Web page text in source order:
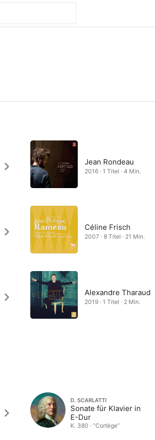
Jean Rondeau
2016 · 1 Titel · 4 Min.
Céline Frisch
2007 · 8 Titel · 21 Min.
Alexandre Tharaud
2019 · 1 Titel · 2 Min.
D. SCARLATTI
Sonate für Klavier in
E-Dur
K. 380 · “Cortège”